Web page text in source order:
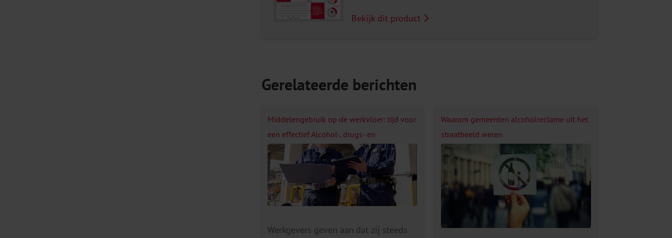
Bekijk dit product
Gerelateerde berichten
Middelengebruik op de werkvloer: tijd voor
een effectief Alcohol-, drugs- en
medicijnbeleid
Werkgevers geven aan dat zij steeds
Waarom gemeenten alcoholreclame uit het
straatbeeld weren